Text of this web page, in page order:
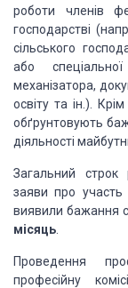
роботи членів
господарстві
сільського
або
механізатора,
освіту та ін.).
обґрунтовують
діяльності
Загальний строк
заяви про участь
виявили бажання
місяць
Проведення
професійну